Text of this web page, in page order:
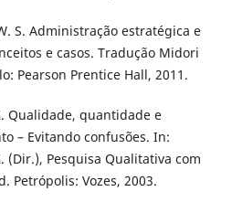
W. S. Administração estratégica e
e casos. Tradução Midori
Pearson Prentice Hall, 2011.
Qualidade, quantidade e
– Evitando confusões. In:
(Dir.), Pesquisa Qualitativa com
Petrópolis: Vozes, 2003.